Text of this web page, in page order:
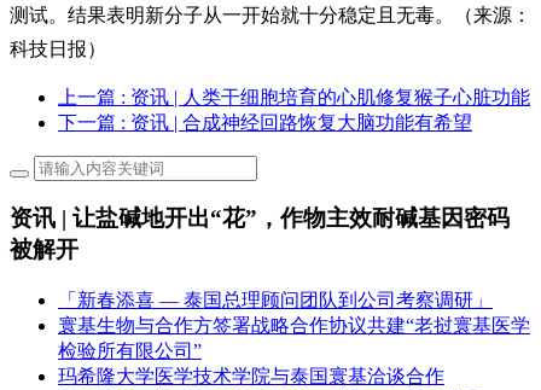
测试。结果表明新分子从一开始就十分稳定且无毒。（来源：
科技日报）
上一篇 : 资讯 | 人类干细胞培育的心肌修复猴子心脏功能
下一篇 : 资讯 | 合成神经回路恢复大脑功能有希望
资讯 | 让盐碱地开出“花”，作物主效耐碱基因密码
被解开
「新春添喜 — 泰国总理顾问团队到公司考察调研」
寰基生物与合作方签署战略合作协议共建“老挝寰基医学
检验所有限公司”
玛希隆大学医学技术学院与泰国寰基洽谈合作